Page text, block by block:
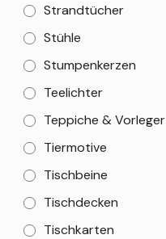
Strandtücher
Stühle
Stumpenkerzen
Teelichter
Teppiche & Vorleger
Tiermotive
Tischbeine
Tischdecken
Tischkarten